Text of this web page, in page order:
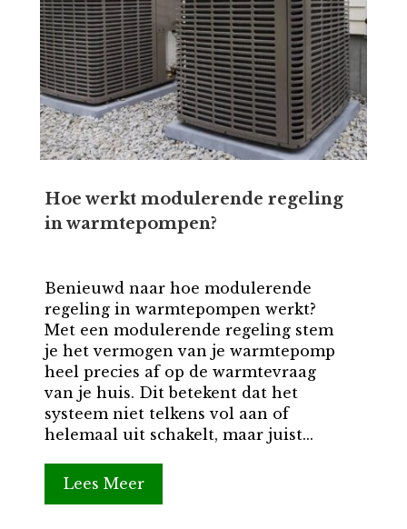
Hoe werkt modulerende regeling
in warmtepompen?
Benieuwd naar hoe modulerende
regeling in warmtepompen werkt?
Met een modulerende regeling stem
je het vermogen van je warmtepomp
heel precies af op de warmtevraag
van je huis. Dit betekent dat het
systeem niet telkens vol aan of
helemaal uit schakelt, maar juist...
Lees Meer